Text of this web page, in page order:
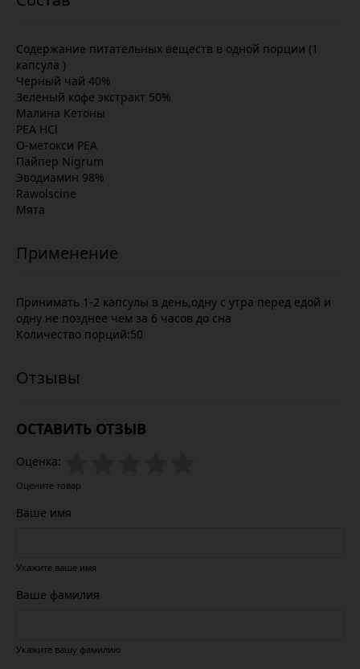
Содержание питательных веществ в одной порции (1
капсула )
Черный чай 40%
Зеленый кофе экстракт 50%
Малина Кетоны
PEA HCl
O-метокси PEA
Пайпер Nigrum
Эводиамин 98%
Rawolscine
Мята
Принимать 1-2 капсулы в день,одну c утра перед едой и
одну не позднее чем за 6 часов до сна
Количество порций:50
ОСТАВИТЬ ОТЗЫВ
Оценка:
Оцените товар
Ваше имя
Укажите ваше имя
Ваше фамилия
Укажите вашу фамилию